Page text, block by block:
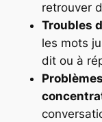
retrouver
Troubles
les mots
dit ou à